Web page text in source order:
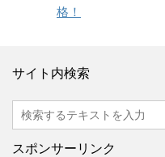
格！
サイト内検索
スポンサーリンク